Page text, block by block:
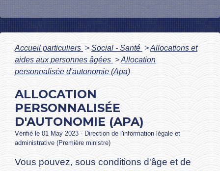
Accueil particuliers > Social - Santé >Allocations et
aides aux personnes âgées >Allocation
personnalisée d'autonomie (Apa)
ALLOCATION
PERSONNALISÉE
D'AUTONOMIE (APA)
Vérifié le 01 May 2023 - Direction de l'information légale et
administrative (Première ministre)
Vous pouvez, sous conditions d'âge et de